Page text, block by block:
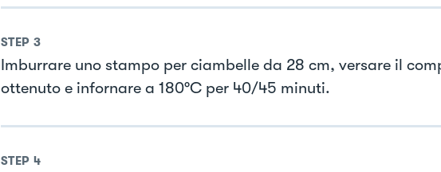
STEP 3
Imburrare uno stampo per ciambelle da 28 cm, versare il
ottenuto e infornare a 180°C per 40/45 minuti.
STEP 4